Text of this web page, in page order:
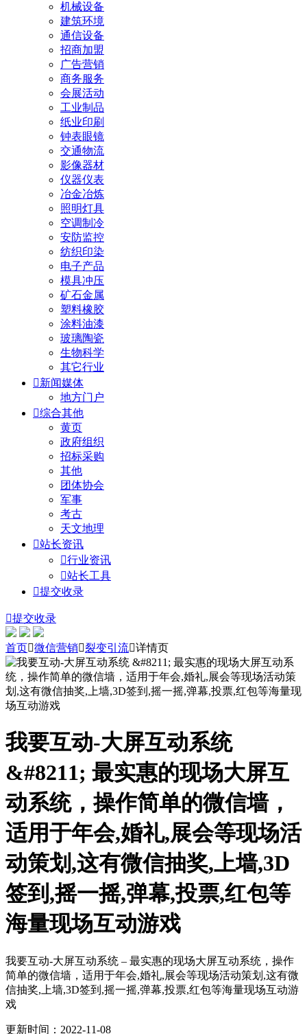
机械设备
建筑环境
通信设备
招商加盟
广告营销
商务服务
会展活动
工业制品
纸业印刷
钟表眼镜
交通物流
影像器材
仪器仪表
冶金冶炼
照明灯具
空调制冷
安防监控
纺织印染
电子产品
模具冲压
矿石金属
塑料橡胶
涂料油漆
玻璃陶瓷
生物科学
其它行业
新闻媒体
地方门户
综合其他
黄页
政府组织
招标采购
其他
团体协会
军事
考古
天文地理
站长资讯
行业资讯
站长工具
提交收录
提交收录
首页微信营销裂变引流详情页
我要互动-大屏互动系统
&#8211; 最实惠的现场大屏互
动系统，操作简单的微信墙，
适用于年会,婚礼,展会等现场活
动策划,这有微信抽奖,上墙,3D
签到,摇一摇,弹幕,投票,红包等
海量现场互动游戏
我要互动-大屏互动系统 – 最实惠的现场大屏互动系统，操作
简单的微信墙，适用于年会,婚礼,展会等现场活动策划,这有微
信抽奖,上墙,3D签到,摇一摇,弹幕,投票,红包等海量现场互动游
戏
更新时间：2022-11-08